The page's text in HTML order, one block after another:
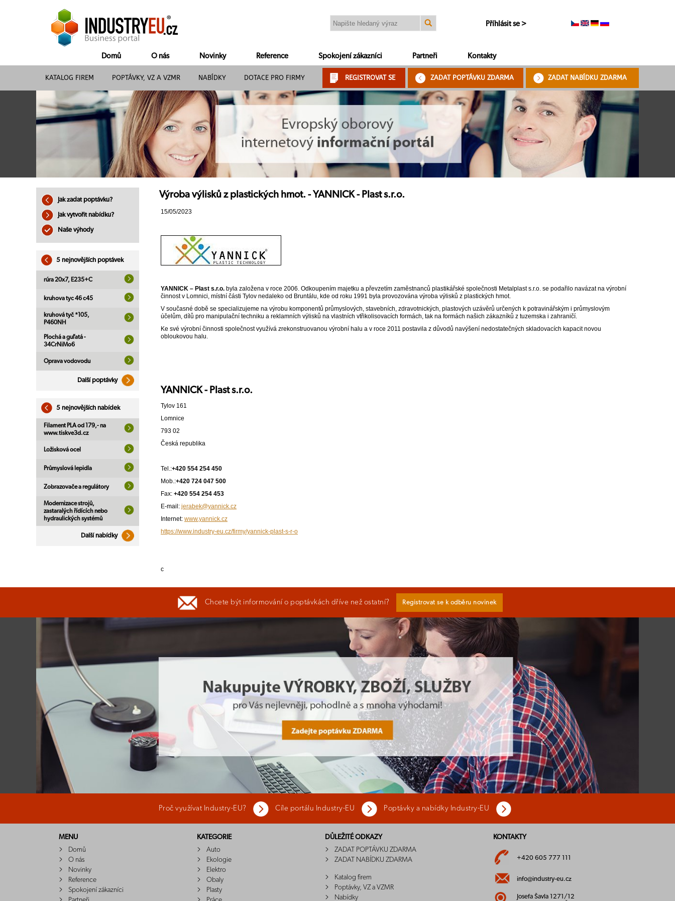
Příhlásit se >
Domů O nás Novinky Reference Spokojení zákazníci Partneři Kontakty
KATALOG FIREM POPTÁVKY, VZ A VZMR NABÍDKY DOTACE PRO FIRMY REGISTROVAT SE ZADAT POPTÁVKU ZDARMA ZADAT NABÍDKU ZDARMA
Jak zadat poptávku?
Jak vytvořit nabídku?
Naše výhody
5 nejnovějších poptávek
rúra 20x7, E235+C
kruhova tyc 46 c45
kruhová tyč *105,
P460NH
Plochá a guľatá -
34CrNiMo6
Oprava vodovodu
Další poptávky
5 nejnovějších nabídek
Filament PLA od 179,- na
www.tiskve3d.cz
Ložisková ocel
Průmyslová lepidla
Zobrazovače a regulátory
Modernizace strojů,
zastaralých řídících nebo
hydraulických systémů
Další nabídky
Výroba výlisků z plastických hmot. - YANNICK - Plast s.r.o.
15/05/2023
YANNICK – Plast s.r.o. byla založena v roce 2006. Odkoupením majetku a převzetím zaměstnanců plastikářské společnosti Metalplast s.r.o. se podařilo navázat na výrobní
činnost v Lomnici, místní části Tylov nedaleko od Bruntálu, kde od roku 1991 byla provozována výroba výlisků z plastických hmot.
V současné době se specializujeme na výrobu komponentů průmyslových, stavebních, zdravotnických, plastových uzávěrů určených k potravinářským i průmyslovým
účelům, dílů pro manipulační techniku a reklamních výlisků na vlastních vtřikolisovacích formách, tak na formách našich zákazníků z tuzemska i zahraničí.
Ke své výrobní činnosti společnost využívá zrekonstruovanou výrobní halu a v roce 2011 postavila z důvodů navýšení nedostatečných skladovacích kapacit novou
obloukovou halu.
YANNICK - Plast s.r.o.
Tylov 161
Lomnice
793 02
Česká republika
Tel.:+420 554 254 450
Mob.:+420 724 047 500
Fax: +420 554 254 453
E-mail: jerabek@yannick.cz
Internet: www.yannick.cz
https://www.industry-eu.cz/firmy/yannick-plast-s-r-o
c
Chcete být informování o poptávkách dříve než ostatní? Registrovat se k odběru novinek
Proč využívat Industry-EU? Cíle portálu Industry-EU Poptávky a nabídky Industry-EU
MENU
Domů
O nás
Novinky
Reference
Spokojení zákazníci
KATEGORIE
Auto
Ekologie
Elektro
Obaly
Plasty
DŮLEŽITÉ ODKAZY
ZADAT POPTÁVKU ZDARMA
ZADAT NABÍDKU ZDARMA
Katalog firem
Poptávky, VZ a VZMR
Nabídky
KONTAKTY
+420 605 777 111
info@industry-eu.cz
Josefa Šavla 1271/12